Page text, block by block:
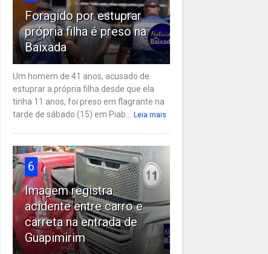
Foragido por estuprar
própria filha é preso na
Baixada
Um homem de 41 anos, acusado de
estuprar a própria filha desde que ela
tinha 11 anos, foi preso em flagrante na
tarde de sábado (15) em Piab... Leia mais
6
Imagem registra
acidente entre carro e
carreta na entrada de
Guapimirim